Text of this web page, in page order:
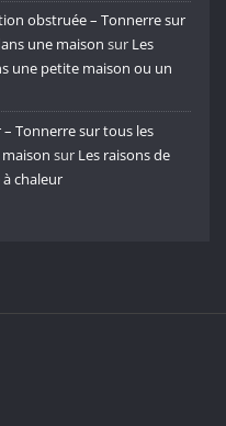
obstruée – Tonnerre sur
une maison sur Les
une petite maison ou un
Tonnerre sur tous les
sur Les raisons de
chaleur